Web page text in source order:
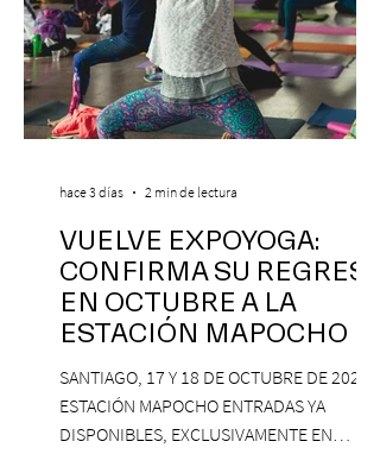
VUELVE EXPOYOGA:
CONFIRMA SU REGRESO
EN OCTUBRE A LA
ESTACIÓN MAPOCHO
SANTIAGO, 17 Y 18 DE OCTUBRE DE 2026,
ESTACIÓN MAPOCHO ENTRADAS YA
DISPONIBLES, EXCLUSIVAMENTE EN
hace 3 días 2 min de lectura